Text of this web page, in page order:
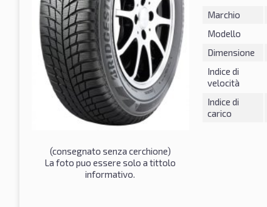
(consegnato senza cerchione)
La foto puo essere solo a tittolo
informativo.
Marchio
Modello
Dimensione
Indice di
velocità
Indice di
carico